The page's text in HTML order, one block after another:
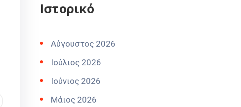
Ιστορικό
Αύγουστος 2026
Ιούλιος 2026
Ιούνιος 2026
Μάιος 2026